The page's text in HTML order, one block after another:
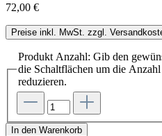
72,00 €
Preise inkl. MwSt. zzgl.
Produkt Anzahl: Gib den
die Schaltflächen um die
reduzieren.
In den Warenkorb